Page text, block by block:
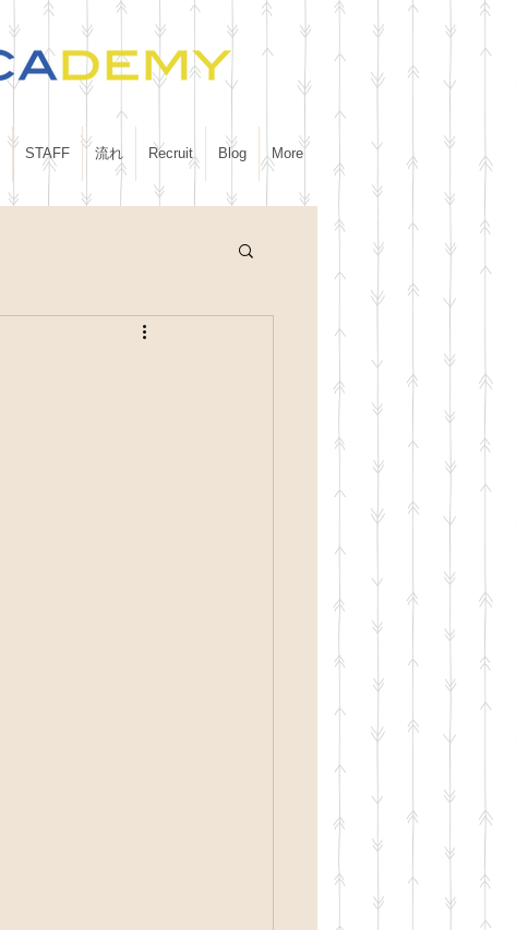
STAFF 流れ Recruit Blog More